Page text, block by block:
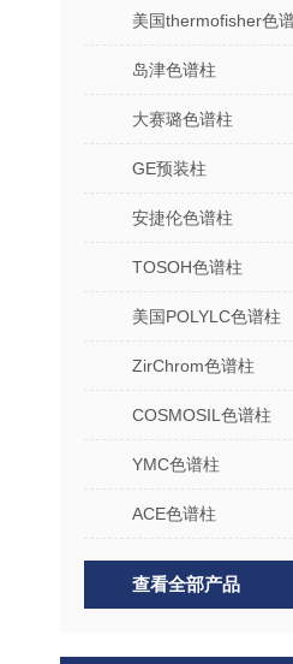
美国thermofisher色
岛津色谱柱
大赛璐色谱柱
GE预装柱
安捷伦色谱柱
TOSOH色谱柱
美国POLYLC色谱柱
ZirChrom色谱柱
COSMOSIL色谱柱
YMC色谱柱
ACE色谱柱
查看全部产品